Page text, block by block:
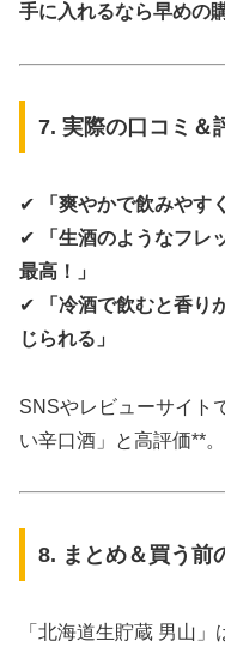
手に入れるなら早めの
7. 実際の口コミ＆
✔
「爽やかで飲みやす
✔
「生酒のようなフ
最高！」
✔
「冷酒で飲むと香
じられる」
SNSやレビューサイト
い辛口酒」と高評価**。
8. まとめ＆買う前
「北海道生貯蔵 男山」